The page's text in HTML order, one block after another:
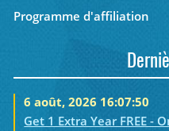
Programme d'affiliation
6 août, 2026 16:07:50
Get 1 Extra Year FREE -